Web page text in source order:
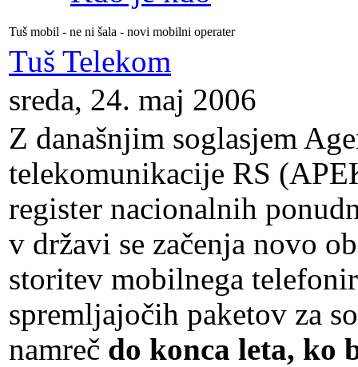
Tuš mobil - ne ni šala - novi mobilni operater
Tuš Telekom
sreda, 24. maj 2006
Z današnjim soglasjem
telekomunikacije RS
register nacionalnih
v državi se začenja novo
storitev mobilnega
spremljajočih paketov za
namreč do konca leta, ko